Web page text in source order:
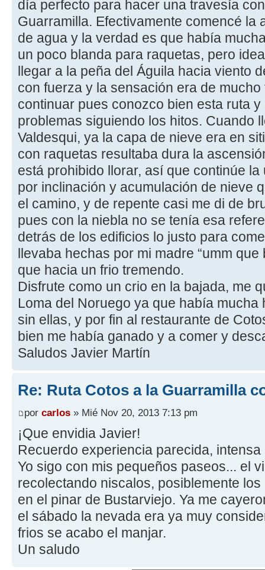
día perfecto para hacer una travesía
Guarramilla. Efectivamente comencé la
de agua y la verdad es que había
un poco blanda para raquetas, pero
llegar a la peña del Águila hacia viento
con fuerza y la sensación era de
continuar pues conozco bien esta ruta
problemas siguiendo los hitos. Cuando
Valdesqui, ya la capa de nieve era en
con raquetas resultaba dura la
está prohibido llorar, así que continúe
por inclinación y acumulación de nieve
el camino, y de repente casi me di de
pues con la niebla no se tenía esa
detrás de los edificios lo justo para
llevaba hechas por mi madre “umm
que hacia un frio tremendo.
Disfrute como un crio en la bajada, me
Loma del Noruego ya que había
sin ellas, y por fin al restaurante de
bien me había ganado y a comer y
Saludos Javier Martín
Re: Ruta Cotos a la Guarramilla
por carlos » Mié Nov 20, 2013 7:13 pm
¡Que envidia Javier!
Recuerdo experiencia parecida,
Yo sigo con mis pequeños paseos... el
recolectando niscalos, posiblemente
en el pinar de Bustarviejo. Ya me
el sábado la nevada era ya muy
frios se acabo el manjar.
Un saludo